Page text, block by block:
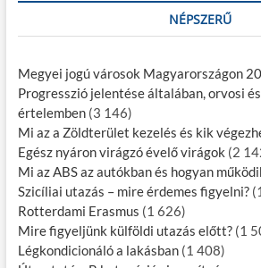
NÉPSZERŰ
Megyei jogú városok Magyarországon
Progresszió jelentése általában, orvosi
értelemben (3 146)
Mi az a Zöldterület kezelés és kik
Egész nyáron virágzó évelő virágok (2
Mi az ABS az autókban és hogyan
Szicíliai utazás – mire érdemes figyelni?
Rotterdami Erasmus (1 626)
Mire figyeljünk külföldi utazás előtt? (1
Légkondicionáló a lakásban (1 408)